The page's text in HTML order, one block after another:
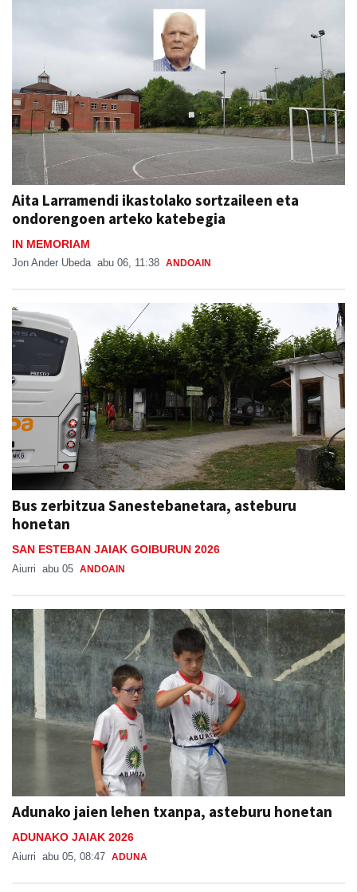
Aita Larramendi ikastolako sortzaileen eta
ondorengoen arteko katebegia
IN MEMORIAM
Jon Ander Ubeda abu 06, 11:38 ANDOAIN
Bus zerbitzua Sanestebanetara, asteburu
honetan
SAN ESTEBAN JAIAK GOIBURUN 2026
Aiurri abu 05 ANDOAIN
Adunako jaien lehen txanpa, asteburu honetan
ADUNAKO JAIAK 2026
Aiurri abu 05, 08:47 ADUNA